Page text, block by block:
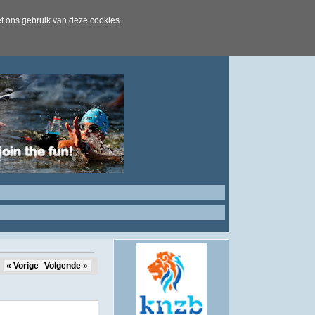
ons gebruik van deze cookies.
« Vorige Volgende »